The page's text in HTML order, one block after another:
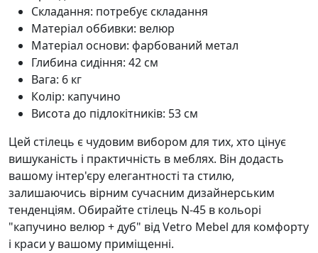
Складання: потребує складання
Матеріал оббивки: велюр
Матеріал основи: фарбований метал
Глибина сидіння: 42 см
Вага: 6 кг
Колір: капучино
Висота до підлокітників: 53 см
Цей стілець є чудовим вибором для тих, хто цінує
вишуканість і практичність в меблях. Він додасть
вашому інтер'єру елегантності та стилю,
залишаючись вірним сучасним дизайнерським
тенденціям. Обирайте стілець N-45 в кольорі
"капучино велюр + дуб" від Vetro Mebel для комфорту
і краси у вашому приміщенні.